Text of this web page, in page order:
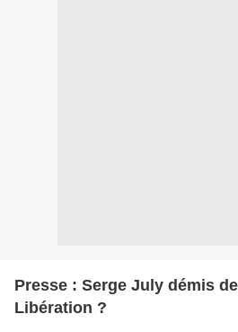
Presse : Serge July démis
Libération ?